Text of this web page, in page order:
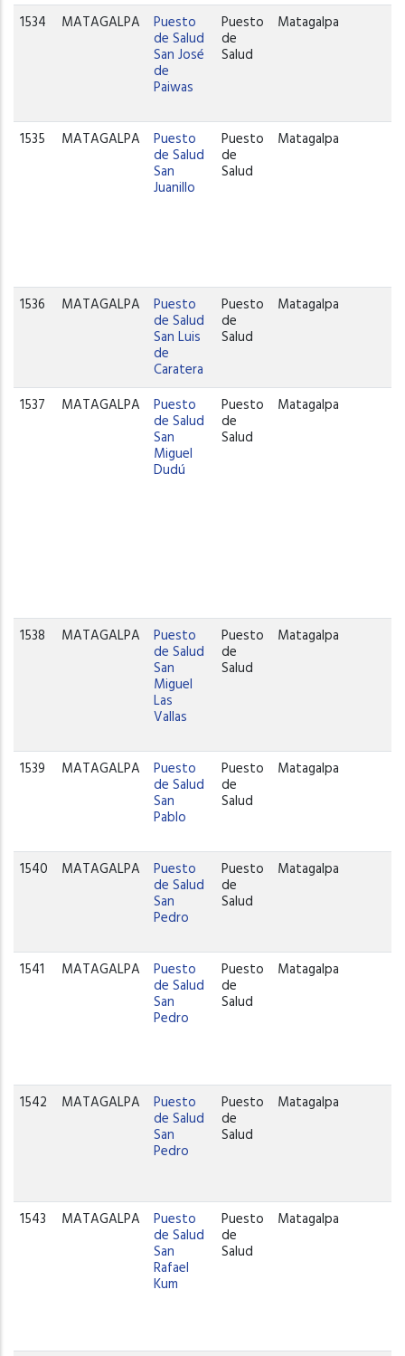
1534 MATAGALPA Puesto
de Salud
San José
de
Paiwas
Puesto
de
Salud
Matagalpa
1535 MATAGALPA Puesto
de Salud
San
Juanillo
Puesto
de
Salud
Matagalpa
1536 MATAGALPA Puesto
de Salud
San Luis
de
Caratera
Puesto
de
Salud
Matagalpa
1537 MATAGALPA Puesto
de Salud
San
Miguel
Dudú
Puesto
de
Salud
Matagalpa
1538 MATAGALPA Puesto
de Salud
San
Miguel
Las
Vallas
Puesto
de
Salud
Matagalpa
1539 MATAGALPA Puesto
de Salud
San
Pablo
Puesto
de
Salud
Matagalpa
1540 MATAGALPA Puesto
de Salud
San
Pedro
Puesto
de
Salud
Matagalpa
1541 MATAGALPA Puesto
de Salud
San
Pedro
Puesto
de
Salud
Matagalpa
1542 MATAGALPA Puesto
de Salud
San
Pedro
Puesto
de
Salud
Matagalpa
1543 MATAGALPA Puesto
de Salud
San
Rafael
Kum
Puesto
de
Salud
Matagalpa